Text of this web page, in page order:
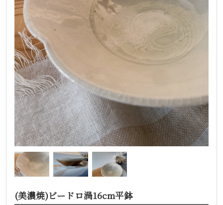
(美濃焼)ビードロ渦16cm平鉢